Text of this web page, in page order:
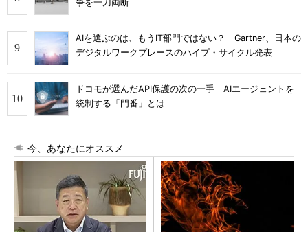
争を一刀両断
AIを選ぶのは、もうIT部門ではない？ Gartner、日本の
デジタルワークプレースのハイプ・サイクル発表
ドコモが選んだAPI保護の次の一手 AIエージェントを
統制する「門番」とは
今、あなたにオススメ